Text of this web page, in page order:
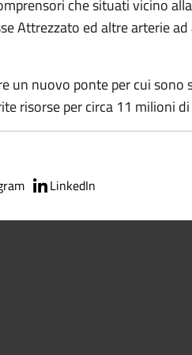
che situati vicino alla
Attrezzato ed altre arterie
un nuovo ponte per cui sono
risorse per circa 11 milioni
LinkedIn